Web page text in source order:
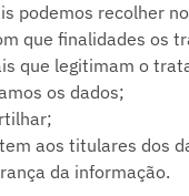
podemos recolher
que finalidades os
que legitimam o
os dados;
aos titulares dos
da informação.